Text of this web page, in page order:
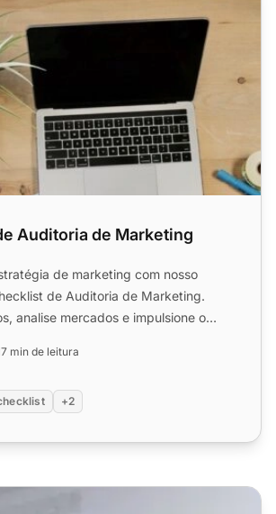
Auditoria de Marketing
de marketing com nosso
de Auditoria de Marketing.
analise mercados e impulsione o
min de leitura
+2
de site